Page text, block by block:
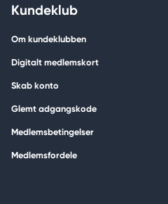
Kundeklub
Om kundeklubben
Digitalt medlemskort
Skab konto
Glemt adgangskode
Medlemsbetingelser
Medlemsfordele